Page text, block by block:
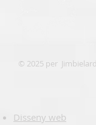
© 2025 per
Disseny web